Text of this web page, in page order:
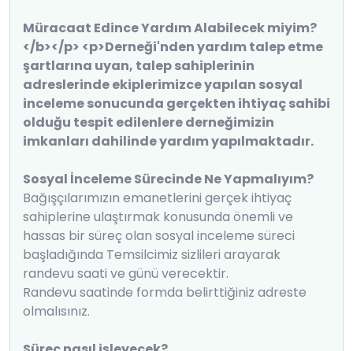
Müracaat Edince Yardım Alabilecek miyim?
</b></p> <p>Derneği'nden yardım talep etme
şartlarına uyan, talep sahiplerinin
adreslerinde ekiplerimizce yapılan sosyal
inceleme sonucunda gerçekten ihtiyaç sahibi
olduğu tespit edilenlere derneğimizin
imkanları dahilinde yardım yapılmaktadır.
Sosyal İnceleme Sürecinde Ne Yapmalıyım?
Bağışçılarımızın emanetlerini gerçek ihtiyaç
sahiplerine ulaştırmak konusunda önemli ve
hassas bir süreç olan sosyal inceleme süreci
başladığında Temsilcimiz sizlileri arayarak
randevu saati ve günü verecektir.
Randevu saatinde formda belirttiğiniz adreste
olmalısınız.